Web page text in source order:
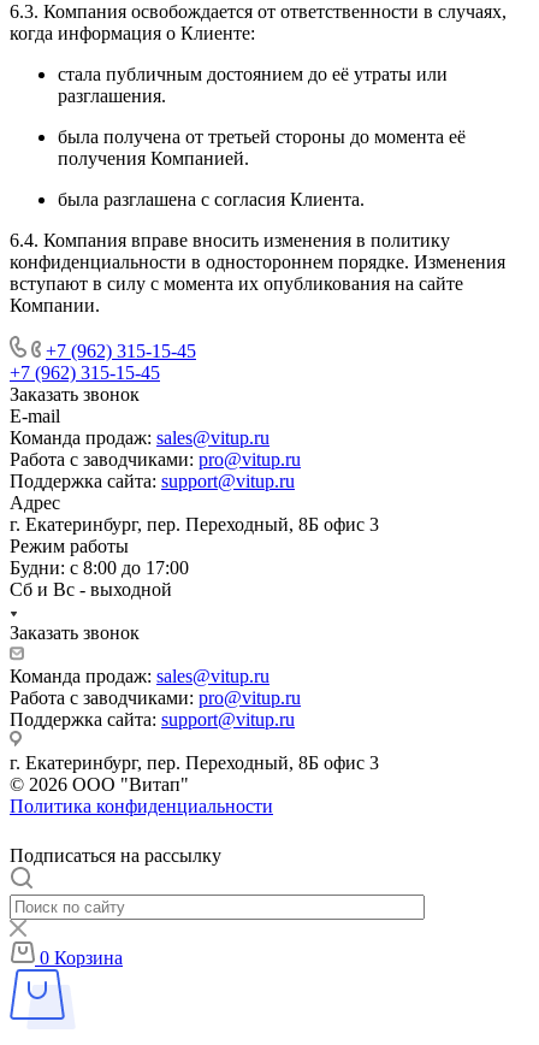
6.3. Компания освобождается от ответственности в случаях,
когда информация о Клиенте:
стала публичным достоянием до её утраты или
разглашения.
была получена от третьей стороны до момента её
получения Компанией.
была разглашена с согласия Клиента.
6.4. Компания вправе вносить изменения в политику
конфиденциальности в одностороннем порядке. Изменения
вступают в силу с момента их опубликования на сайте
Компании.
+7 (962) 315-15-45
+7 (962) 315-15-45
Заказать звонок
E-mail
Команда продаж: sales@vitup.ru
Работа с заводчиками: pro@vitup.ru
Поддержка сайта: support@vitup.ru
Адрес
г. Екатеринбург, пер. Переходный, 8Б офис 3
Режим работы
Будни: с 8:00 до 17:00
Сб и Вс - выходной
Заказать звонок
Команда продаж: sales@vitup.ru
Работа с заводчиками: pro@vitup.ru
Поддержка сайта: support@vitup.ru
г. Екатеринбург, пер. Переходный, 8Б офис 3
© 2026 ООО "Витап"
Политика конфиденциальности
Подписаться на рассылку
0 Корзина